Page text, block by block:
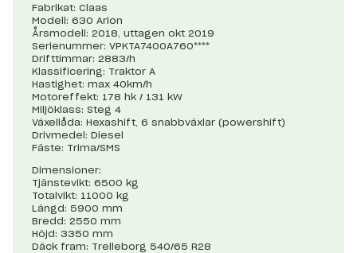
Fabrikat: Claas
Modell: 630 Arion
Årsmodell: 2018, uttagen okt 2019
Serienummer: VPKTA7400A760****
Drifttimmar: 2883/h
Klassificering: Traktor A
Hastighet: max 40km/h
Motoreffekt: 178 hk / 131 kW
Miljöklass: Steg 4
Växellåda: Hexashift, 6 snabbväxlar (powershift)
Drivmedel: Diesel
Fäste: Trima/SMS
Dimensioner:
Tjänstevikt: 6500 kg
Totalvikt: 11000 kg
Längd: 5900 mm
Bredd: 2550 mm
Höjd: 3350 mm
Däck fram: Trelleborg 540/65 R28